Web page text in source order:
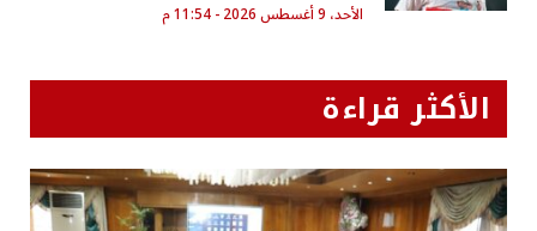
الأحد، 9 أغسطس 2026 - 11:54 م
الأكثر قراءة